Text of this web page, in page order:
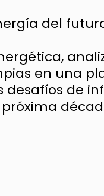
del
en una
desafíos de